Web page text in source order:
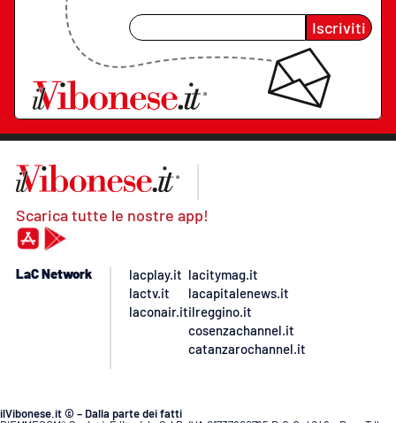
Iscriviti
Scarica tutte le nostre app!
LaC Network
lacplay.it
lactv.it
laconair.it
lacitymag.it
lacapitalenews.it
ilreggino.it
cosenzachannel.it
catanzarochannel.it
ilVibonese.it © – Dalla parte dei fatti